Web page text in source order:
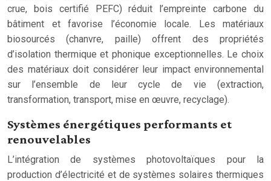
crue, bois certifié PEFC) réduit l’empreinte carbone du
bâtiment et favorise l’économie locale. Les matériaux
biosourcés (chanvre, paille) offrent des propriétés
d’isolation thermique et phonique exceptionnelles. Le choix
des matériaux doit considérer leur impact environnemental
sur l’ensemble de leur cycle de vie (extraction,
transformation, transport, mise en œuvre, recyclage).
Systèmes énergétiques performants et
renouvelables
L’intégration de systèmes photovoltaïques pour la
production d’électricité et de systèmes solaires thermiques